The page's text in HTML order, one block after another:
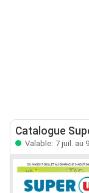
Catalogue
Valable: 7 juil. au